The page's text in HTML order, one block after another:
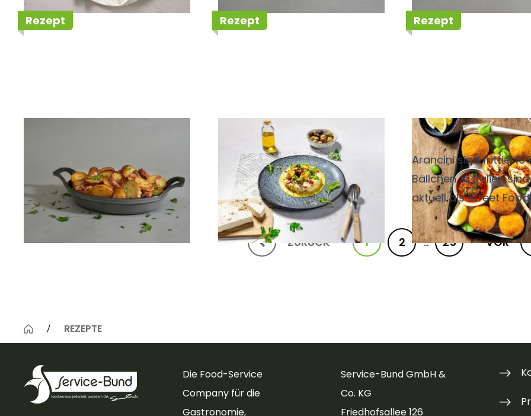
Rezept Rezept
Salva D'Or Risotto
Greek-Style
Rezept
Salva D'Or
Arancini sind frittierte
Bällchen. In Italien
aktuell als Street Food
besonders beliebt.
ZURÜCK 1 2 ... 25 VOR
REZEPTE
Die Food-Service
Company für die
Gastronomie,
Service-Bund GmbH &
Co. KG
Friedhofsallee 126